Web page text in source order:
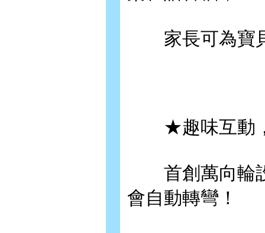
家長可為寶貝
★趣味互動，
首創萬向輪設
會自動轉彎！